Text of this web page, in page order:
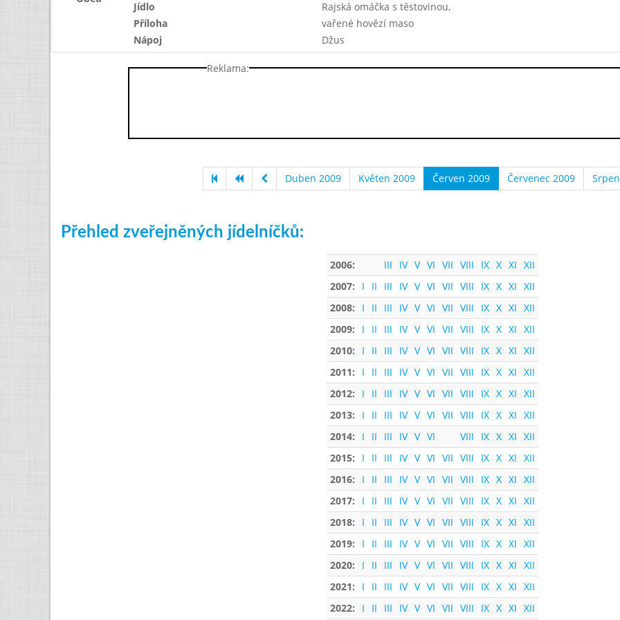
Jídlo
Rajská omáčka s těstovinou,
Příloha
vařené hovězí maso
Nápoj
Džus
Reklama:
Duben 2009 Květen 2009 Červen 2009 Červenec 2009
Přehled zveřejněných jídelníčků:
2006: III IV V VI VII VIII IX X XI XII
2007:
I II III IV V VI VII VIII IX X XI XII
2008:
I II III IV V VI VII VIII IX X XI XII
2009:
I II III IV V VI VII VIII IX X XI XII
2010:
I II III IV V VI VII VIII IX X XI XII
2011:
I II III IV V VI VII VIII IX X XI XII
2012:
I II III IV V VI VII VIII IX X XI XII
2013:
I II III IV V VI VII VIII IX X XI XII
2014:
I II III IV V VI VIII IX X XI XII
2015:
I II III IV V VI VII VIII IX X XI XII
2016:
I II III IV V VI VII VIII IX X XI XII
2017:
I II III IV V VI VII VIII IX X XI XII
2018:
I II III IV V VI VII VIII IX X XI XII
2019:
I II III IV V VI VII VIII IX X XI XII
2020:
I II III IV V VI VII VIII IX X XI XII
2021:
I II III IV V VI VII VIII IX X XI XII
2022:
I II III IV V VI VII VIII IX X XI XII